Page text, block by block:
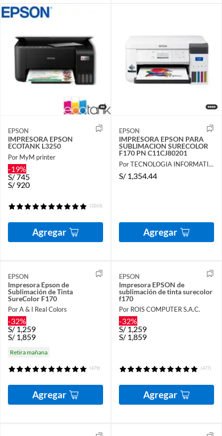
EPSON
IMPRESORA EPSON
ECOTANK L3250
Por MyM printer
-19%
S/745
S/ 920
(3263)
Agregar
EPSON
IMPRESORA EPSON PARA
SUBLIMACION SURECOLOR
F170 PN C11CJ80201
Por TECNOLOGIA INFORMATICA Y CONSULTORIA
S/ 1,354.44
Agregar
EPSON
Impresora Epson de
Sublimación de Tinta
SureColor F170
Por A & I Real Colors
-32%
S/1,259
S/ 1,859
Retira mañana
(479)
Agregar
EPSON
Impresora EPSON de
sublimación de tinta surecolor
f170
Por ROIS COMPUTER S.A.C.
-32%
S/1,259
S/ 1,859
(477)
Agregar